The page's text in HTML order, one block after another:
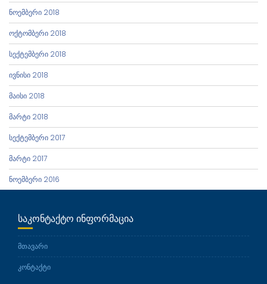
ნოემბერი 2018
ოქტომბერი 2018
სექტემბერი 2018
ივნისი 2018
მაისი 2018
მარტი 2018
სექტემბერი 2017
მარტი 2017
ნოემბერი 2016
ᲡᲐᲙᲝᲜᲢᲐᲥᲢᲝ ᲘᲜᲤᲝᲠᲛᲐᲪᲘᲐ
მთავარი
კონტაქტი